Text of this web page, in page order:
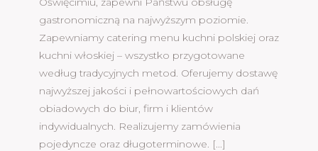
gastronomiczną na najwyższym poziomie.
Zapewniamy catering menu kuchni polskiej oraz
kuchni włoskiej – wszystko przygotowane
według tradycyjnych metod. Oferujemy dostawę
najwyższej jakości i pełnowartościowych dań
obiadowych do biur, firm i klientów
indywidualnych. Realizujemy zamówienia
pojedyncze oraz długoterminowe. [...]